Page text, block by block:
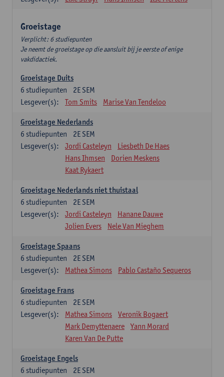
Groeistage
Verplicht: 6 studiepunten
Je neemt de groeistage op die aansluit bij je eerste of enige
vakdidactiek.
Groeistage Duits
2E SEM
6 studiepunten
Lesgever(s):
Tom Smits Marise Van Tendeloo
Groeistage Nederlands
2E SEM
6 studiepunten
Lesgever(s):
Jordi Casteleyn
Liesbeth De Haes
Hans Ihmsen
Dorien Meskens
Kaat Rykaert
Groeistage Nederlands niet thuistaal
2E SEM
6 studiepunten
Lesgever(s):
Jordi Casteleyn
Hanane Dauwe
Jolien Evers
Nele Van Mieghem
Groeistage Spaans
2E SEM
6 studiepunten
Lesgever(s):
Mathea Simons Pablo Castaño Sequeros
Groeistage Frans
2E SEM
6 studiepunten
Lesgever(s):
Mathea Simons
Veronik Bogaert
Mark Demyttenaere
Yann Morard
Karen Van De Putte
Groeistage Engels
2E SEM
6 studiepunten